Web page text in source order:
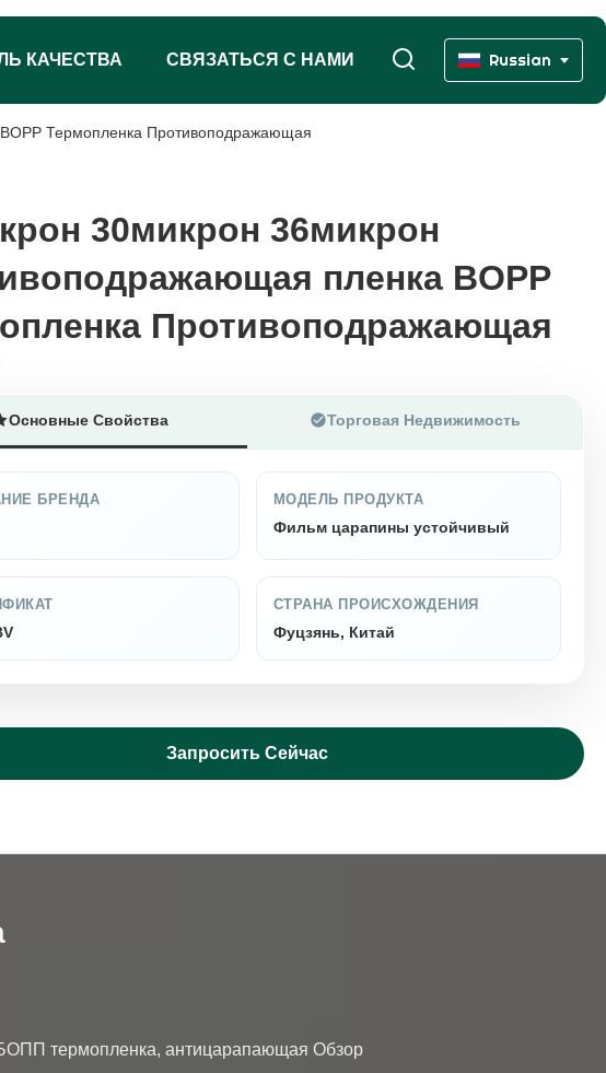
КАЧЕСТВА СВЯЗАТЬСЯ С НАМИ Russian
Термопленка Противоподражающая
30микрон 36микрон
пленка BOPP
Противоподражающая
30микрон 36микрон
пленка BOPP
Противоподражающая
Основные Свойства Торговая Недвижимость
БРЕНДА МОДЕЛЬ ПРОДУКТА
Фильм царапины устойчивый
СТРАНА ПРОИСХОЖДЕНИЯ
Фуцзянь, Китай
Запросить Сейчас